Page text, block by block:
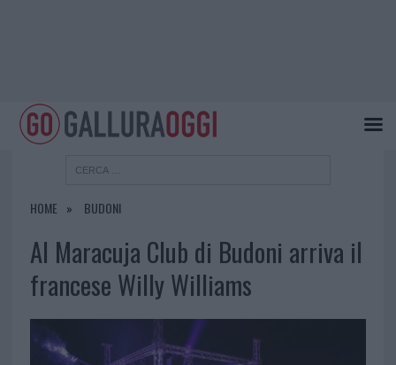
HOME BUDONI
Al Maracuja Club di Budoni arriva il
francese Willy Williams